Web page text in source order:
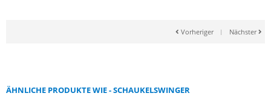
Vorheriger | Nächster
ÄHNLICHE PRODUKTE WIE - SCHAUKELSWINGER